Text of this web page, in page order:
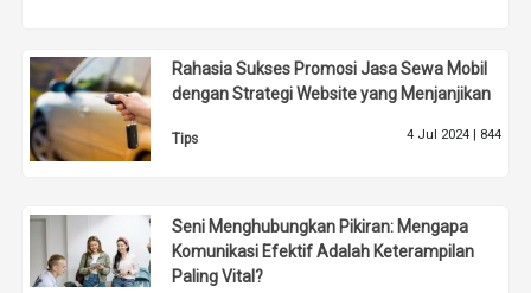
Rahasia Sukses Promosi Jasa Sewa Mobil
dengan Strategi Website yang Menjanjikan
Tips 4 Jul 2024 | 844
Seni Menghubungkan Pikiran: Mengapa
Komunikasi Efektif Adalah Keterampilan
Paling Vital?